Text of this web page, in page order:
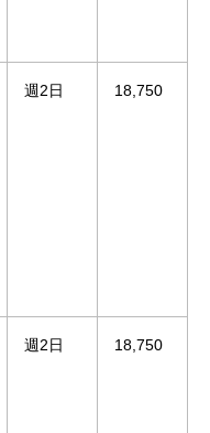
週2日 18,750
週2日 18,750